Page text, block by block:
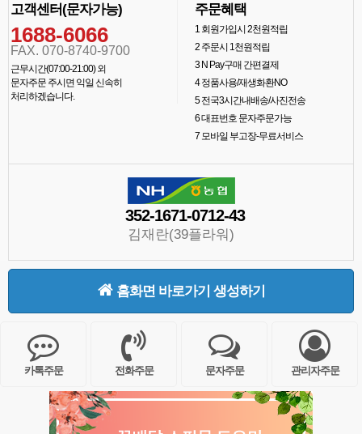
고객센터(문자가능)
1688-6066
FAX. 070-8740-9700
근무시간(07:00-21:00) 외
문자주문 주시면 익일 신속히
처리하겠습니다.
주문혜택
1회원가입시 2천원적립
2주문시 1천원적립
3N Pay구매 간편결제
4정품사용/재생화환NO
5전국3시간내배송/사진전송
6대표번호 문자주문가능
7모바일 부고장-무료서비스
352-1671-0712-43
김재란(39플라워)
홈화면 바로가기 생성하기
카톡주문 전화주문 문자주문 관리자주문